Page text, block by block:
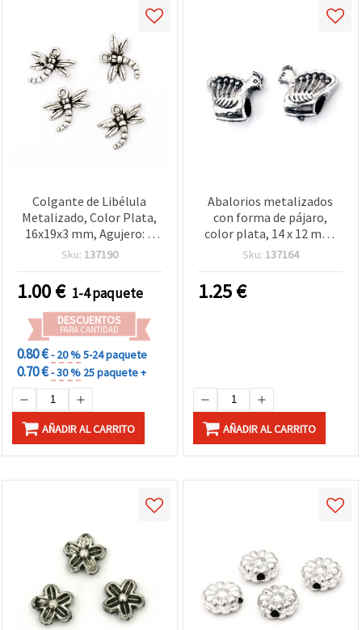
Colgante de Libélula
Metalizado, Color Plata,
16x19x3 mm, Agujero: 2
mm - 20 g (~116 uds)
Sku: 137190
1.00€ 1-4 paquete
DESCUENTOS
PARA CANTIDAD
0.80 €- 20 %5-24 paquete
0.70 €- 30 % 25 paquete +
AÑADIR AL CARRITO
Abalorios metalizados
con forma de pájaro,
color plata, 14 x 12 mm,
agujero 5 mm, 50 g
Sku: 137164
1.25€
AÑADIR AL CARRITO